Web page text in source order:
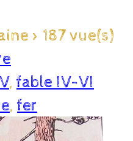
> 187 vue(s)
, fable IV-VI
, fer